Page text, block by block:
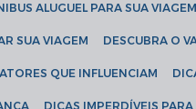
ALUGUEL PARA SUA VIAGEM
SUA VIAGEM DESCUBRA O
QUE INFLUENCIAM
DICAS IMPERDÍVEIS